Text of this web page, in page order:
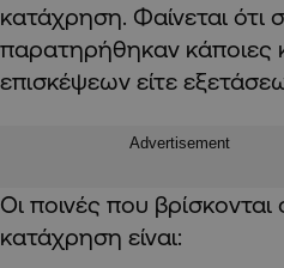
κατάχρηση. Φαίνεται ότι
παρατηρήθηκαν κάποιες
επισκέψεων είτε
Advertisement
Οι ποινές που
κατάχρηση είναι: